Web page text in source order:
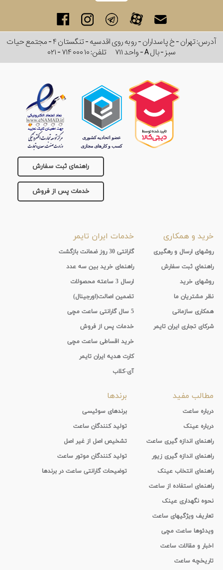
آدرس: تهران - خ پاسداران - رو به روی اقدسیه - تنگستان ۴ - مجتمع حیات
سبز - بال A - واحد ۷۱۱
تلفن:۰۲۱ - ۷۱۴ ۰۰۰ ۱۰
راهنمای ثبت سفارش
خدمات پس از فروش
خرید و همکاری
روشهای ارسال و رهگیری
راهنماي ثبت سفارش
روشهای خرید
نظر مشتریان ما
همکاری سازمانی
شرکای تجاری ایران تایمر
خدمات ایران تایمر
گارانتی 30 روز ضمانت بازگشت
راهنمای خرید بین سه عدد
ارسال 3 ساعته محصولات
تضمین اصالت(اورجینال)
5 سال گارانتی ساعت مچی
خدمات پس از فروش
خرید اقساطی ساعت مچی
کارت هدیه ایران تایمر
آی-کلاب
مطالب مفید
درباره ساعت
درباره عینک
راهنمای اندازه گیری ساعت
راهنمای اندازه گیری زیور
راهنمای انتخاب عینک
راهنمای استفاده از ساعت
نحوه نگهداری عینک
تعاریف ویژگیهای ساعت
ویدئوها ساعت مچی
اخبار و مقالات ساعت
تاریخچه ساعت
برندها
برندهای سوئیسی
تولید کنندگان ساعت
تشخیص اصل از غیر اصل
تولید کنندگان موتور ساعت
توضیحات گارانتی ساعت در برندها